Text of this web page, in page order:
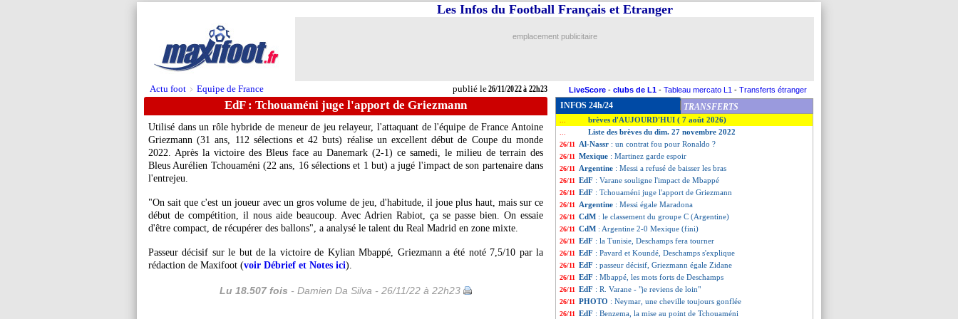
Actu foot > Equipe de France publié le26/11/2022 à 22h23
Les Infos du Football Français et Etranger
emplacement publicitaire
LiveScore - clubs de L1 - Tableau mercato L1 - Transferts étranger
EdF : Tchouaméni juge l'apport de Griezmann
Utilisé dans un rôle hybride de meneur de jeu relayeur, l'attaquant de l'équipe de France Antoine
Griezmann (31 ans, 112 sélections et 42 buts) réalise un excellent début de Coupe du monde
2022. Après la victoire des Bleus face au Danemark (2-1) ce samedi, le milieu de terrain des
Bleus Aurélien Tchouaméni (22 ans, 16 sélections et 1 but) a jugé l'impact de son partenaire dans
l'entrejeu.
"On sait que c'est un joueur avec un gros volume de jeu, d'habitude, il joue plus haut, mais sur ce
début de compétition, il nous aide beaucoup. Avec Adrien Rabiot, ça se passe bien. On essaie
d'être compact, de récupérer des ballons", a analysé le talent du Real Madrid en zone mixte.
Passeur décisif sur le but de la victoire de Kylian Mbappé, Griezmann a été noté 7,5/10 par la
rédaction de Maxifoot (voir Débrief et Notes ici).
Lu 18.507 fois - Damien Da Silva - 26/11/22 à 22h23
INFOS 24h/24 TRANSFERTS
brèves d'AUJOURD'HUI ( 7 août 2026)
Liste des brèves du dim. 27 novembre 2022
26/11 Al-Nassr : un contrat fou pour Ronaldo ?
26/11 Mexique : Martinez garde espoir
26/11 Argentine : Messi a refusé de baisser les bras
26/11 EdF : Varane souligne l'impact de Mbappé
26/11 EdF : Tchouaméni juge l'apport de Griezmann
26/11 Argentine : Messi égale Maradona
26/11 CdM : le classement du groupe C (Argentine)
26/11 CdM : Argentine 2-0 Mexique (fini)
26/11 EdF : la Tunisie, Deschamps fera tourner
26/11 EdF : Pavard et Koundé, Deschamps s'explique
26/11 EdF : passeur décisif, Griezmann égale Zidane
26/11 EdF : Mbappé, les mots forts de Deschamps
26/11 EdF : R. Varane - "je reviens de loin"
26/11 PHOTO : Neymar, une cheville toujours gonflée
26/11 EdF : Benzema, la mise au point de Tchouaméni